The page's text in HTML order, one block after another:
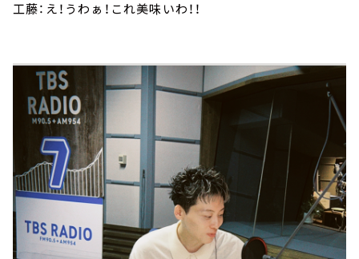
工藤：え！うわぁ！これ美味いわ！！